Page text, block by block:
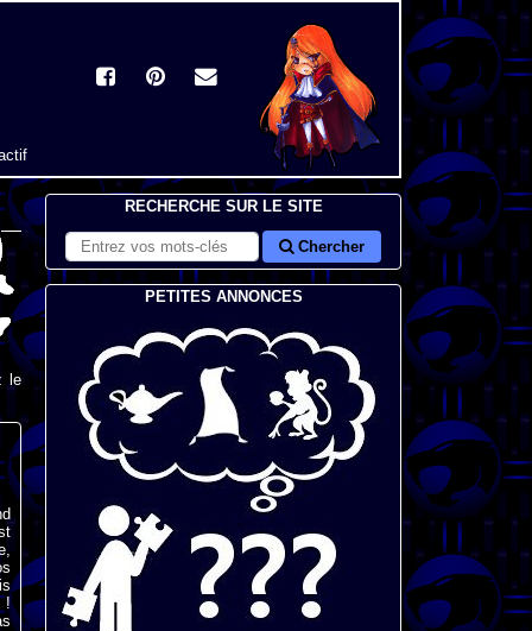
le
!
RECHERCHE SUR LE SITE
Chercher
PETITES ANNONCES